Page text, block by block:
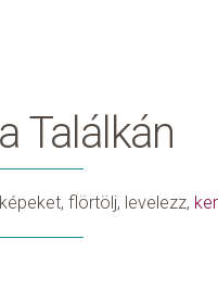
Találkán
képeket, flörtölj, levelezz,